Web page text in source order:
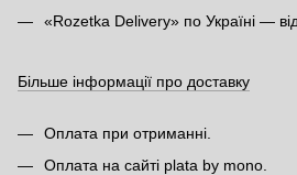
«Rozetka Delivery» по Україні —
Більше інформації про доставку
Оплата при отриманні.
Оплата на сайті plata by mono.